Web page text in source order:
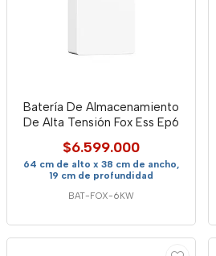
Batería De Almacenamiento
De Alta Tensión Fox Ess Ep6
$6.599.000
64 cm de alto x 38 cm de ancho,
19 cm de profundidad
BAT-FOX-6KW